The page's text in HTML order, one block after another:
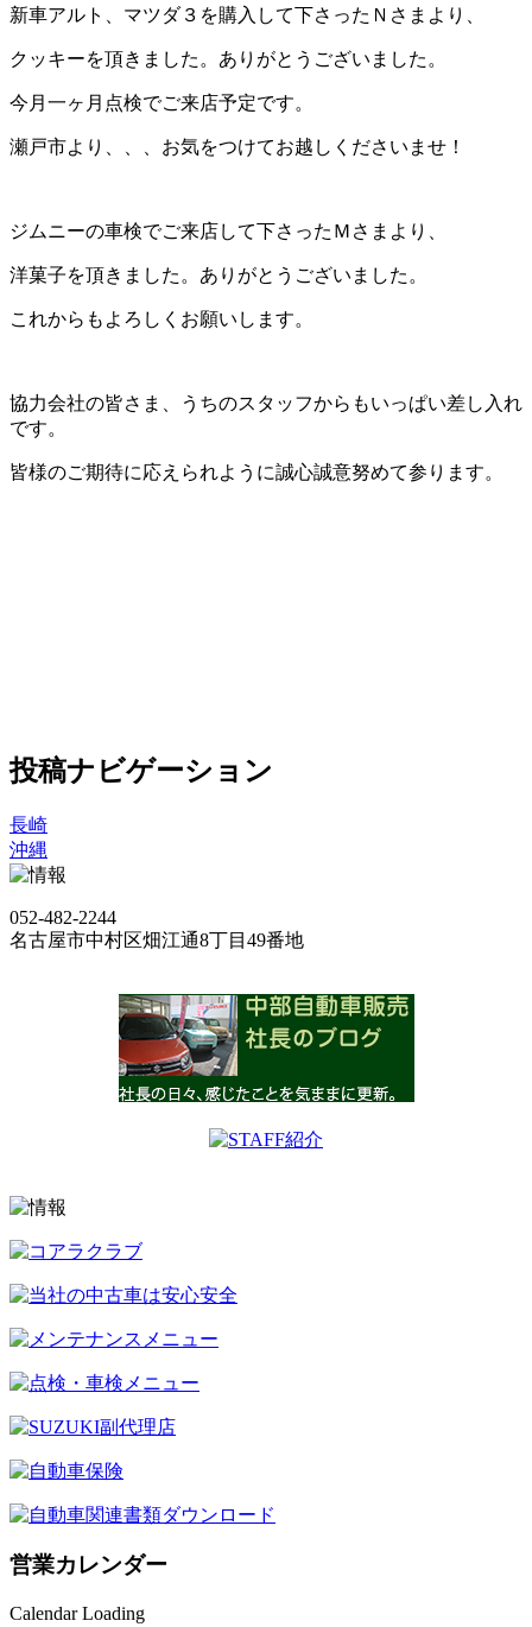
新車アルト、マツダ３を購入して下さったＮさまより、
クッキーを頂きました。ありがとうございました。
今月一ヶ月点検でご来店予定です。
瀬戸市より、、、お気をつけてお越しくださいませ！
ジムニーの車検でご来店して下さったＭさまより、
洋菓子を頂きました。ありがとうございました。
これからもよろしくお願いします。
協力会社の皆さま、うちのスタッフからもいっぱい差し入れ
です。
皆様のご期待に応えられように誠心誠意努めて参ります。
投稿ナビゲーション
長崎
沖縄
052-482-2244
名古屋市中村区畑江通8丁目49番地
営業カレンダー
Calendar Loading